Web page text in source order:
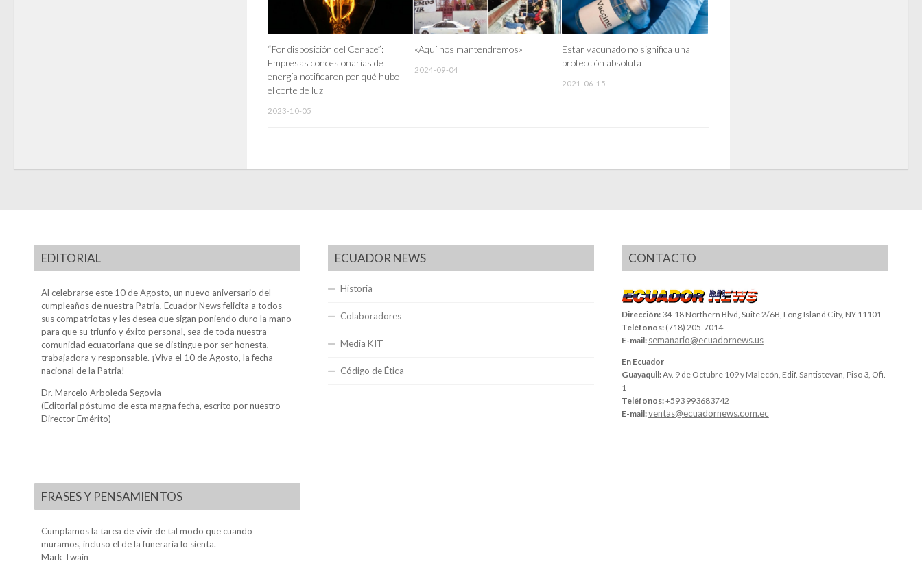
“Por disposición del Cenace”:
Empresas concesionarias de
energía notificaron por qué hubo
el corte de luz
2023-10-05
«Aquí nos mantendremos»
2024-09-04
Estar vacunado no significa una
protección absoluta
2021-06-15
EDITORIAL
Al celebrarse este 10 de Agosto, un nuevo aniversario del
cumpleaños de nuestra Patria, Ecuador News felicita a todos
sus compatriotas y les desea que sigan poniendo duro la mano
para que su triunfo y éxito personal, sea de toda nuestra
comunidad ecuatoriana que se distingue por ser honesta,
trabajadora y responsable. ¡Viva el 10 de Agosto, la fecha
nacional de la Patria!
Dr. Marcelo Arboleda Segovia
(Editorial póstumo de esta magna fecha, escrito por nuestro
Director Emérito)
FRASES Y PENSAMIENTOS
Cumplamos la tarea de vivir de tal modo que cuando
muramos, incluso el de la funeraria lo sienta.
Mark Twain
ECUADOR NEWS
Historia
Colaboradores
Media KIT
Código de Ética
CONTACTO
Dirección: 34-18 Northern Blvd, Suite 2/6B, Long Island City, NY 11101
Teléfonos: (718) 205-7014
E-mail: semanario@ecuadornews.us
En Ecuador
Guayaquil:Av. 9 de Octubre 109 y Malecón, Edif. Santistevan, Piso 3, Ofi.
1
Teléfonos:+593 993683742
E-mail:ventas@ecuadornews.com.ec